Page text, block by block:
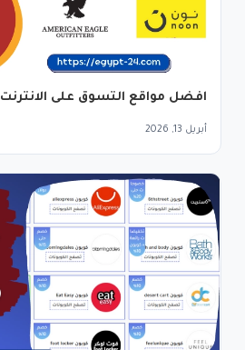
افضل مواقع التسوق على الانترنت
أبريل 13, 2026